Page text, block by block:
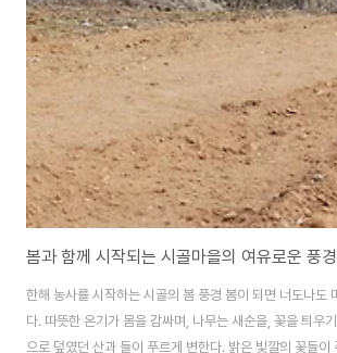
봄과 함께 시작되는 시골마을의 여유로운 풍경
한해 농사를 시작하는 시골의 봄 풍경 봄이 되면 너도나도
다. 따뜻한 온기가 몸을 감싸며, 나무는 새순을, 꽃을 틔우
으로 덮였던 산과 들이 푸르게 변한다. 밝은 빛깔의 꽃들이